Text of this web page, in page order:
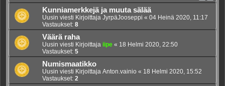
Kunniamerkkejä ja muuta sälää
Uusin viesti Kirjoittaja JyrpäJooseppi « 04 Heinä 2020, 11:17
Vastaukset: 8
Väärä raha
Uusin viesti Kirjoittaja iipe « 18 Helmi 2020, 22:50
Vastaukset: 5
Numismaatikko
Uusin viesti Kirjoittaja Anton.vainio « 18 Helmi 2020, 15:52
Vastaukset: 2